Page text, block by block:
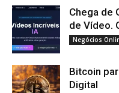
Chega de
de Vídeo.
Negócios
Bitcoin
Digital